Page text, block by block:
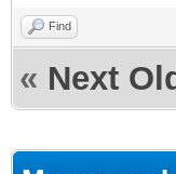
Find
« Next